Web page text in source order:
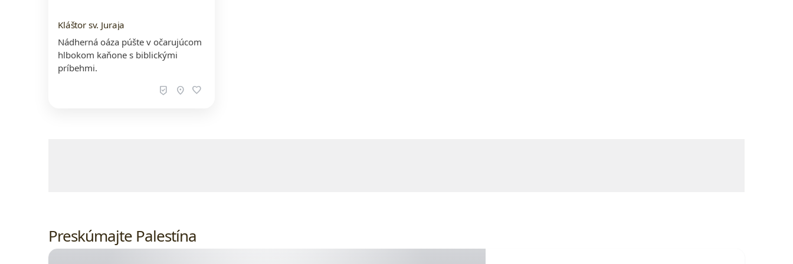
Kláštor sv. Juraja
Nádherná oáza púšte v očarujúcom
hlbokom kaňone s biblickými
príbehmi.
beenhere location_on favorite
Preskúmajte Palestína